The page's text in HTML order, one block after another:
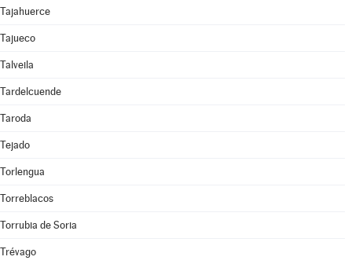
Tajahuerce
Tajueco
Talveila
Tardelcuende
Taroda
Tejado
Torlengua
Torreblacos
Torrubia de Soria
Trévago